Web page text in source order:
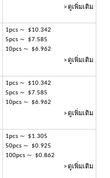
> ดูเพิ่มเติม
1pcs ～ $10.342
5pcs ～ $7.585
10pcs ～ $6.962
> ดูเพิ่มเติม
1pcs ～ $10.342
5pcs ～ $7.585
10pcs ～ $6.962
> ดูเพิ่มเติม
1pcs ～ $1.305
50pcs ～ $0.925
100pcs ～ $0.862
> ดูเพิ่มเติม